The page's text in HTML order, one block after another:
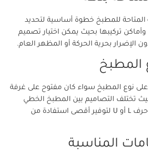
للمطبخ خطوة أساسية لتحديد
تركيبها بحيث يمكن اختيار تصميم
الإضرار بحرية الحركة أو المظهر العام.
على نوع المطبخ سواء كان مفتوح على غرفة
تختلف التصاميم بين المطبخ الخطي
والمطبخ على شكل حرف L أو U لتوفير أقصى استفادة من